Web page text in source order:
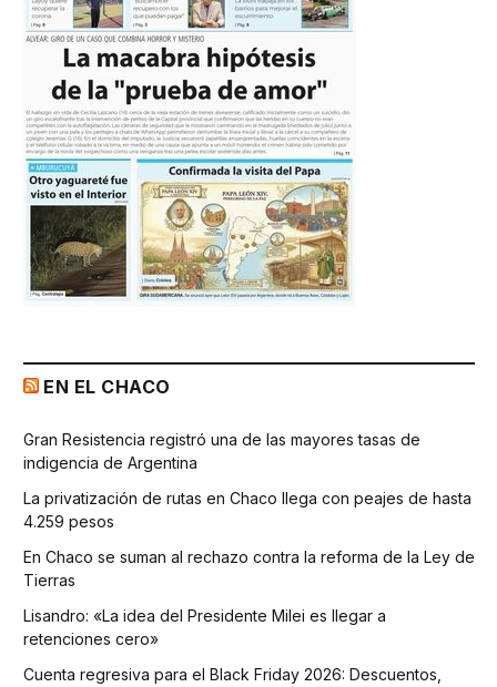
EN EL CHACO
Gran Resistencia registró una de las mayores tasas de
indigencia de Argentina
La privatización de rutas en Chaco llega con peajes de hasta
4.259 pesos
En Chaco se suman al rechazo contra la reforma de la Ley de
Tierras
Lisandro: «La idea del Presidente Milei es llegar a
retenciones cero»
Cuenta regresiva para el Black Friday 2026: Descuentos,